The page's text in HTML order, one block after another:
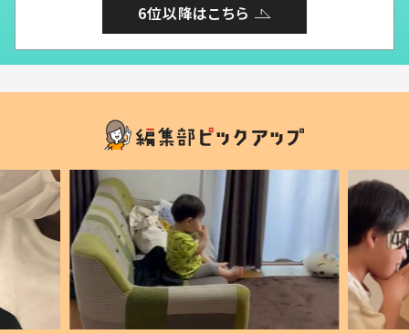
6位以降はこちら